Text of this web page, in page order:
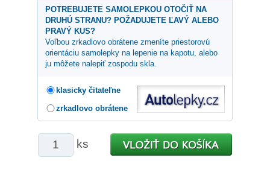
POTREBUJETE SAMOLEPKOU OTOČIŤ NA
DRUHÚ STRANU? POŽADUJETE ĽAVÝ ALEBO
PRAVÝ KUS?
Voľbou zrkadlovo obrátene zmeníte priestorovú
orientáciu samolepky na lepenie na kapotu, alebo
ju môžete nalepiť zospodu skla.
klasicky čitateľne
zrkadlovo obrátene
ks